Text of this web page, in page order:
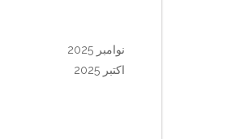
نوامبر 2025
اکتبر 2025